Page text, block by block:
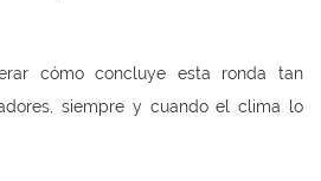
cómo concluye esta ronda tan
siempre y cuando el clima lo